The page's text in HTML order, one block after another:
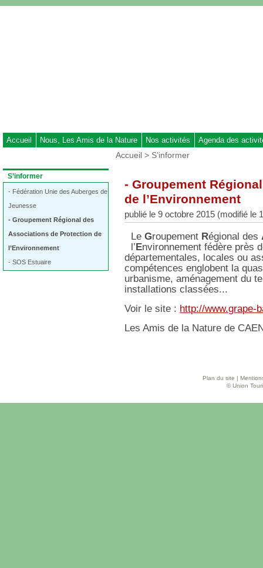
à
la
Accueil Nous, Les Amis de la Nature Nos activités Agenda des
Dans
la
rubrique
S’informer
- Fédération Unie des Auberges de
Jeunesse
- Groupement Régional des
Associations de Protection de
l’Environnement
- SOS Estuaire
Vous
Accueil > S’informer
- Groupement
de l’Environnement
publié le 9 octobre 2015 (modifié le
LeGroupement Régional des
l’ Environnement fédère près
départementales, locales ou
compétences englobent la
urbanisme, aménagement du
installations classées...
Voir le site : http://www.grape-
Les Amis de la Nature de
Plan du site |
© Union